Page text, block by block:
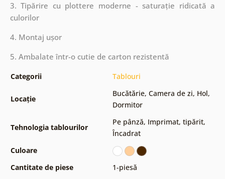
3. Tipărire cu plottere moderne - saturație ridicată a
culorilor
4. Montaj ușor
5. Ambalate într-o cutie de carton rezistentă
Categorii Tablouri
Locație
Bucătărie, Camera de zi, Hol,
Dormitor
Tehnologia tablourilor
Pe pânză, Imprimat, tipărit,
Încadrat
Culoare
Cantitate de piese
1-piesă